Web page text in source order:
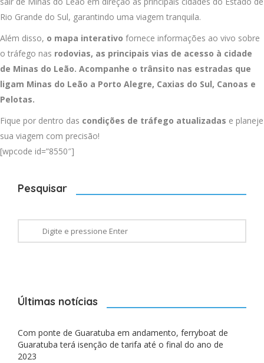
Rio Grande do Sul, garantindo uma viagem tranquila.
Além disso, o mapa interativo fornece informações ao vivo sobre
o tráfego nas rodovias, as principais vias de acesso à cidade
de Minas do Leão. Acompanhe o trânsito nas estradas que
ligam Minas do Leão a Porto Alegre, Caxias do Sul, Canoas e
Pelotas.
Fique por dentro das condições de tráfego atualizadas e planeje
sua viagem com precisão!
[wpcode id=”8550″]
Pesquisar
Últimas notícias
Com ponte de Guaratuba em andamento, ferryboat de
Guaratuba terá isenção de tarifa até o final do ano de
2023